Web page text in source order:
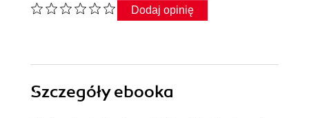
Dodaj opinię
Szczegółyebooka